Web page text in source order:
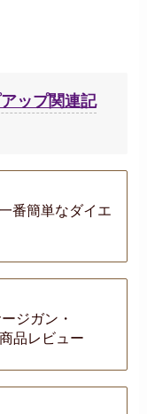
ップ関連記
番簡単なダイエ
ジガン・
品レビュー